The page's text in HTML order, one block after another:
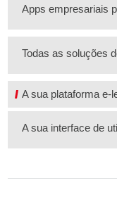
Apps empresariais
Todas as soluções
A sua plataforma e-
A sua interface de